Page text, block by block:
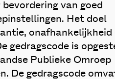
van goed
Het doel
onafhankelijkheid
gedragscode is
Publieke Omroep
De gedragscode